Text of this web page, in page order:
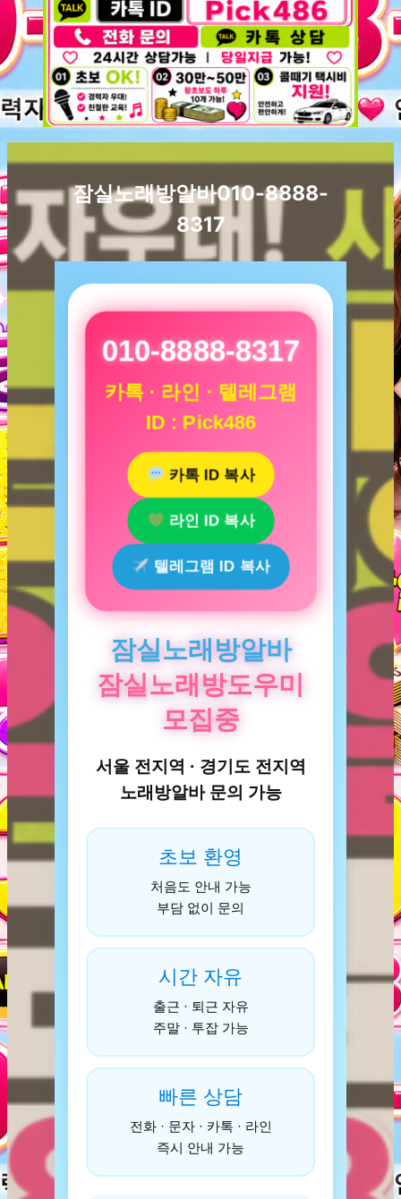
잠실노래방알바010-8888-
8317
010-8888-8317
카톡 · 라인 · 텔레그램
ID : Pick486
카톡 ID 복사
라인 ID 복사
텔레그램 ID 복사
잠실노래방알바
잠실노래방도우미
모집중
서울 전지역 · 경기도 전지역
노래방알바 문의 가능
초보 환영
처음도 안내 가능
부담 없이 문의
시간 자유
출근 · 퇴근 자유
주말 · 투잡 가능
빠른 상담
전화 · 문자 · 카톡 · 라인
즉시 안내 가능